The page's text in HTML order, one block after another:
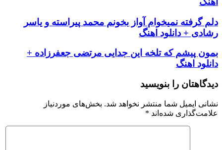
دلم گرفته نمیخوام آواز بخونم محمد پیراسته و یاسر
رشادی + دانلود اهنگ
بمون پیشم که تلخه این جدایی مرتضی جعفرزاده +
دانلود اهنگ
دیدگاهتان را بنویسید
نشانی ایمیل شما منتشر نخواهد شد. بخش‌های موردنیاز
علامت‌گذاری شده‌اند *